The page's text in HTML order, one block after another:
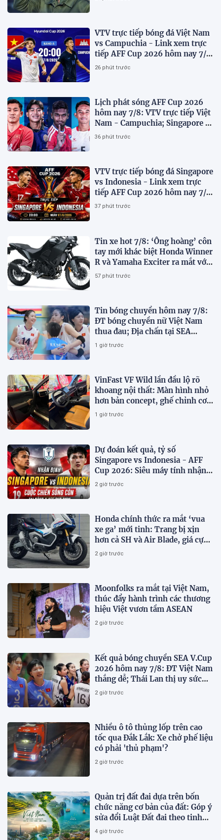
VTV trực tiếp bóng đá Việt Nam
vs Campuchia - Link xem trực
tiếp AFF Cup 2026 hôm nay 7/8
trên VTV6
26 phút trước
Lịch phát sóng AFF Cup 2026
hôm nay 7/8: VTV trực tiếp Việt
Nam - Campuchia; Singapore -
Indonesia
36 phút trước
VTV trực tiếp bóng đá Singapore
vs Indonesia - Link xem trực
tiếp AFF Cup 2026 hôm nay 7/8
trên VTV7
37 phút trước
Tin xe hot 7/8: ‘Ông hoàng’ côn
tay mới khác biệt Honda Winner
R và Yamaha Exciter ra mắt với
giá hấp dẫn
57 phút trước
Tin bóng chuyền hôm nay 7/8:
ĐT bóng chuyền nữ Việt Nam
thua đau; Địa chấn tại SEA
V.Cup 2026
1 giờ trước
VinFast VF Wild lần đầu lộ rõ
khoang nội thất: Màn hình nhỏ
hơn bản concept, ghế chỉnh cơ,
chưa có HUD
1 giờ trước
Dự đoán kết quả, tỷ số
Singapore vs Indonesia - AFF
Cup 2026: Siêu máy tính nhận
định bóng đá hôm nay 7/8
2 giờ trước
Honda chính thức ra mắt ‘vua
xe ga’ mới tinh: Trang bị xịn
hơn cả SH và Air Blade, giá cực
kỳ hấp dẫn
2 giờ trước
Moonfolks ra mắt tại Việt Nam,
thúc đẩy hành trình các thương
hiệu Việt vươn tầm ASEAN
2 giờ trước
Kết quả bóng chuyền SEA V.Cup
2026 hôm nay 7/8: ĐT Việt Nam
thắng dễ; Thái Lan thị uy sức
mạnh
2 giờ trước
Nhiều ô tô thủng lốp trên cao
tốc qua Đắk Lắk: Xe chở phế liệu
có phải 'thủ phạm'?
2 giờ trước
Quản trị đất đai dựa trên bốn
chức năng cơ bản của đất: Góp ý
sửa đổi Luật Đất đai theo tinh
thần Nghị quyết số 21-NQ/TW
4 giờ trước